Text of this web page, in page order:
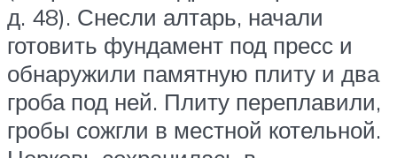
д. 48). Снесли алтарь, начали
готовить фундамент под пресс и
обнаружили памятную плиту и два
гроба под ней. Плиту переплавили,
гробы сожгли в местной котельной.